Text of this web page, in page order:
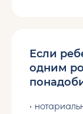
Если
одним
•
Некоторые
сроком